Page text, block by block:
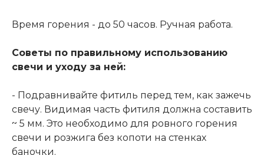
Время горения - до 50 часов. Ручная работа.
Советы по правильному использованию
свечи и уходу за ней:
- Подравнивайте фитиль перед тем, как зажечь
свечу. Видимая часть фитиля должна составить
~ 5 мм. Это необходимо для ровного горения
свечи и розжига без копоти на стенках
баночки.